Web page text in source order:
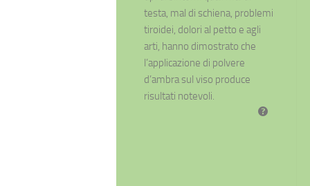
testa, mal di schiena, problemi
tiroidei, dolori al petto e agli
arti, hanno dimostrato che
l’applicazione di polvere
d’ambra sul viso produce
risultati notevoli.